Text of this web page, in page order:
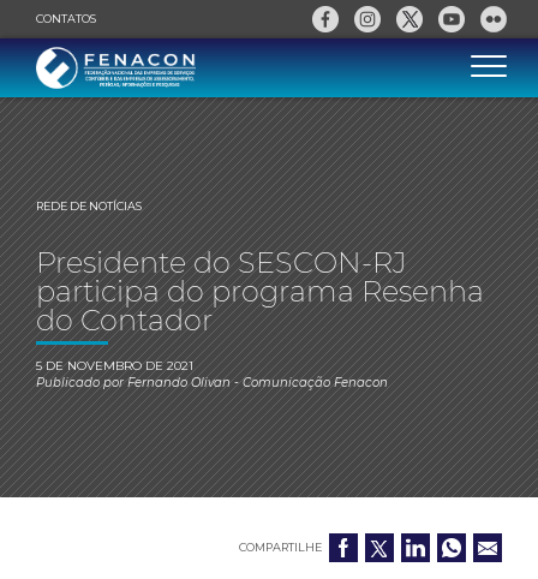
CONTATOS
REDE DE NOTÍCIAS
Presidente do SESCON-RJ
participa do programa Resenha
do Contador
5 DE NOVEMBRO DE 2021
Publicado porFernando Olivan- Comunicação Fenacon
COMPARTILHE